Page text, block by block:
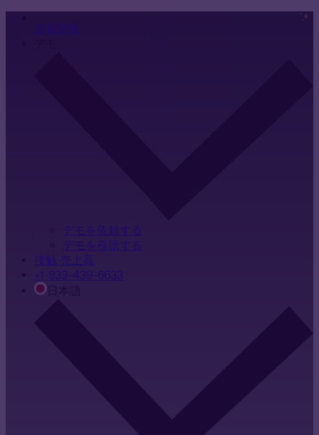
新着情報
デモを依頼する
デモを視聴する
接触 売上高
+1-833-439-6633